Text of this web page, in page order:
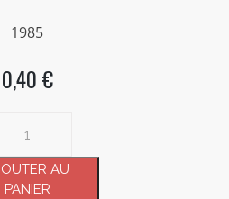
1985
0,40 €
AU
PANIER